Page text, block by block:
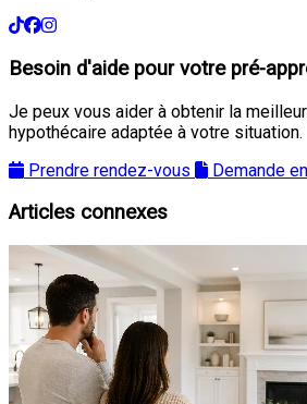
Besoin d'aide pour votre pré-
Je peux vous aider à obtenir la
hypothécaire adaptée à votre situation.
Prendre rendez-vous
Demande
Articles connexes